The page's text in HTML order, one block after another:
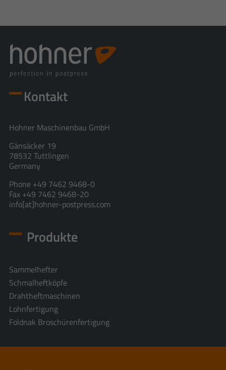
Kontakt
Hohner Maschinenbau GmbH
Gänsäcker 19
78532 Tuttlingen
Germany
Phone +49 7462 9468-0
Fax +49 7462 9468-20
info[at]hohner-postpress.com
Produkte
Sammelhefter
Schmalheftköpfe
Drahtheftmaschinen
Lohnfertigung
Foldnak Broschürenfertigung